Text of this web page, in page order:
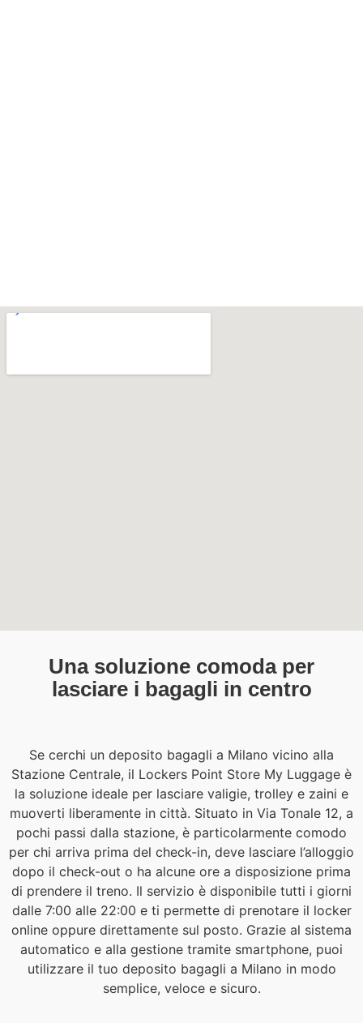
Una soluzione comoda per
lasciare i bagagli in centro
Se cerchi un deposito bagagli a Milano vicino alla
Stazione Centrale, il Lockers Point Store My Luggage è
la soluzione ideale per lasciare valigie, trolley e zaini e
muoverti liberamente in città. Situato in Via Tonale 12, a
pochi passi dalla stazione, è particolarmente comodo
per chi arriva prima del check-in, deve lasciare l’alloggio
dopo il check-out o ha alcune ore a disposizione prima
di prendere il treno. Il servizio è disponibile tutti i giorni
dalle 7:00 alle 22:00 e ti permette di prenotare il locker
online oppure direttamente sul posto. Grazie al sistema
automatico e alla gestione tramite smartphone, puoi
utilizzare il tuo deposito bagagli a Milano in modo
semplice, veloce e sicuro.